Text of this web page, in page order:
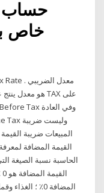
خاص
المبيعات ضريبة
القيمة المضافة
الحاسبة نسبة الصيغة
المضافة 0٪ ؛